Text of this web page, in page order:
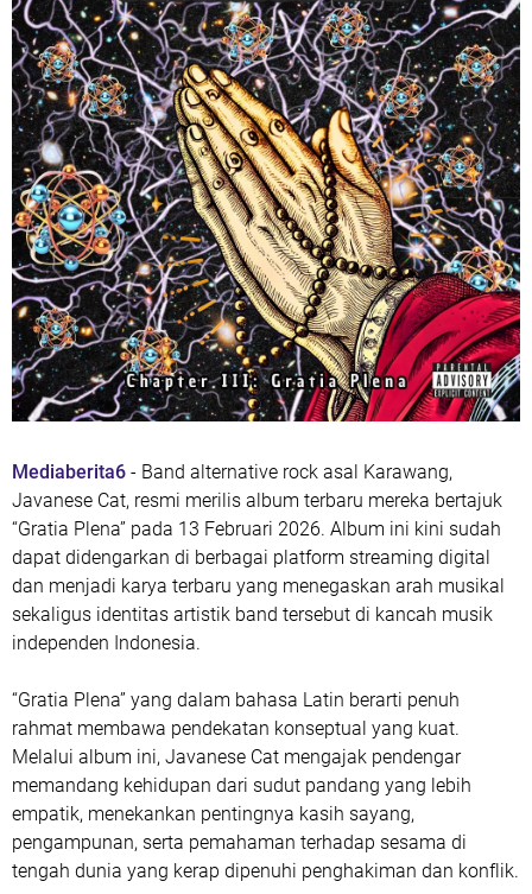
Mediaberita6 - Band alternative rock asal Karawang,
Javanese Cat, resmi merilis album terbaru mereka bertajuk
“Gratia Plena” pada 13 Februari 2026. Album ini kini sudah
dapat didengarkan di berbagai platform streaming digital
dan menjadi karya terbaru yang menegaskan arah musikal
sekaligus identitas artistik band tersebut di kancah musik
independen Indonesia.
“Gratia Plena” yang dalam bahasa Latin berarti penuh
rahmat membawa pendekatan konseptual yang kuat.
Melalui album ini, Javanese Cat mengajak pendengar
memandang kehidupan dari sudut pandang yang lebih
empatik, menekankan pentingnya kasih sayang,
pengampunan, serta pemahaman terhadap sesama di
tengah dunia yang kerap dipenuhi penghakiman dan konflik.